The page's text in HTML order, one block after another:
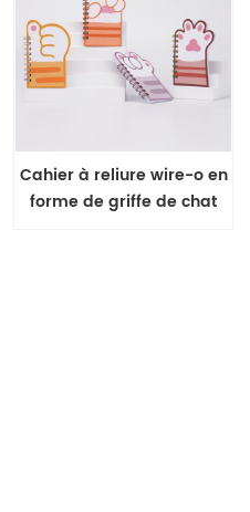
Cahier à reliure wire-o en
forme de griffe de chat